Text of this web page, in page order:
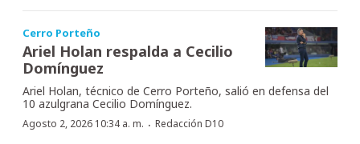
Cerro Porteño
Ariel Holan respalda a Cecilio
Domínguez
Ariel Holan, técnico de Cerro Porteño, salió en defensa del
10 azulgrana Cecilio Domínguez.
Agosto 2, 2026 10:34 a. m. · Redacción D10